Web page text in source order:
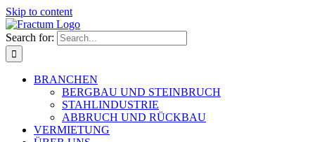
Skip to content
Search for:
BRANCHEN
BERGBAU UND STEINBRUCH
STAHLINDUSTRIE
ABBRUCH UND RÜCKBAU
VERMIETUNG